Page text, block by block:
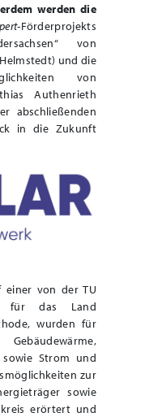
werden die
-Förderprojekts
von
und die
von
Authenrieth
abschließenden
in die Zukunft
einer von der TU
für das Land
wurden für
sowie Strom und
zur
sowie
erörtert und